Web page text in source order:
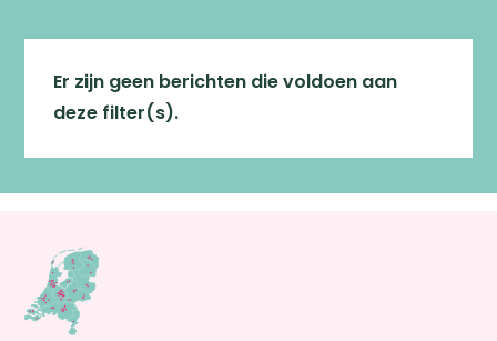
Er zijn geen berichten die voldoen aan
deze filter(s).